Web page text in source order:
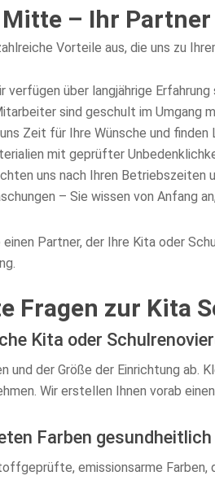
– Ihr
Vorteile aus, die uns zu
verfügen über langjährige
sind geschult im Umgang
Zeit für Ihre Wünsche und
mit geprüfter
uns nach Ihren Betriebszeiten
– Sie wissen von Anfang
Partner, der Ihre Kita oder
Fragen zur Kita
Kita oder
und der Größe der Einrichtung ab.
Wir erstellen Ihnen vorab
Farben
emissionsarme